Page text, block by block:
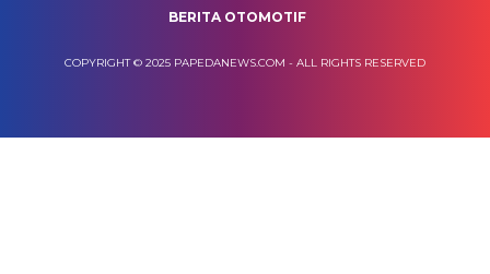
BERITA OTOMOTIF
COPYRIGHT © 2025 PAPEDANEWS.COM - ALL RIGHTS RESERVED